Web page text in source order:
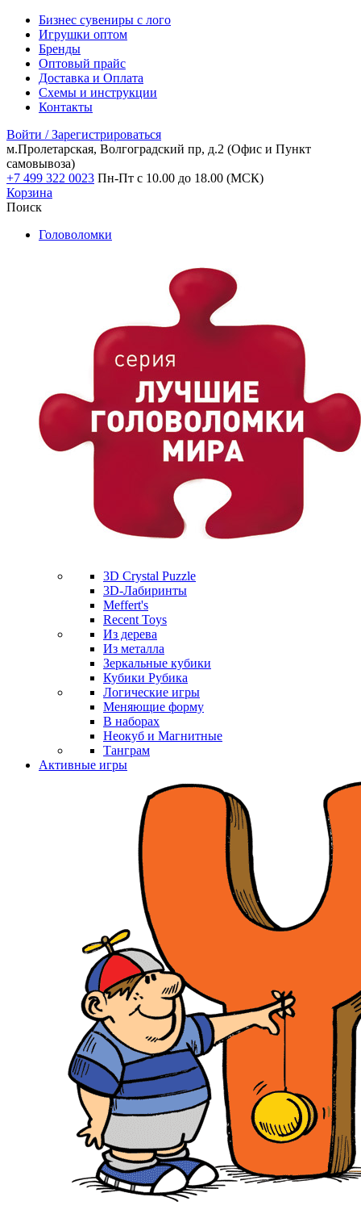
Бизнес сувениры с лого
Игрушки оптом
Бренды
Оптовый прайс
Доставка и Оплата
Схемы и инструкции
Контакты
Войти / Зарегистрироваться
м.Пролетарская, Волгоградский пр, д.2 (Офис и Пункт
самовывоза)
+7 499 322 0023 Пн-Пт с 10.00 до 18.00 (МСК)
Корзина
Поиск
Головоломки
3D Crystal Puzzle
3D-Лабиринты
Meffert's
Recent Toys
Из дерева
Из металла
Зеркальные кубики
Кубики Рубика
Логические игры
Меняющие форму
В наборах
Неокуб и Магнитные
Танграм
Активные игры